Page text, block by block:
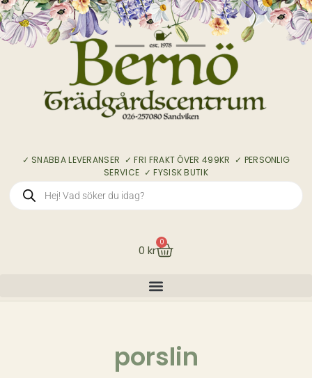
✓ SNABBA LEVERANSER ✓ FRI FRAKT ÖVER 499KR ✓ PERSONLIG
SERVICE ✓ FYSISK BUTIK
0 kr
0
porslin